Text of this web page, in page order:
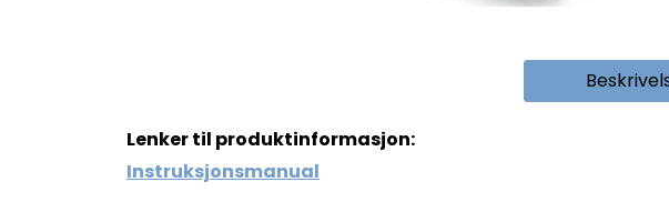
Lenker til produktinformasjon:
Instruksjonsmanual